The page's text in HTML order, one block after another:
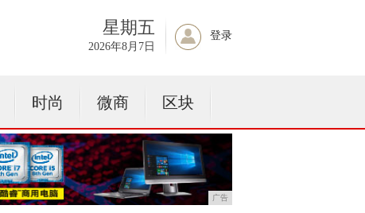
星期五
2026年8月7日
登录
时尚 微商 区块
广告